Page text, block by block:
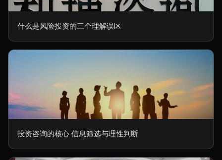
什么是风险投资的三个理解误区
投资咨询的核心 信息筛选与理性判断